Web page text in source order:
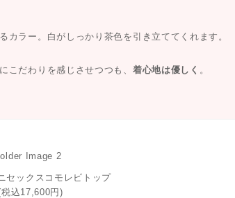
カラー。白がしっかり茶色を引き立ててくれます。
こだわりを感じさせつつも、 着心地は優しく 。
セックスコモレビトップ
込17,600円)